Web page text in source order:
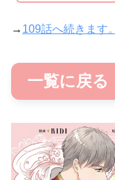
→ 109話へ続きます。
一覧に戻る